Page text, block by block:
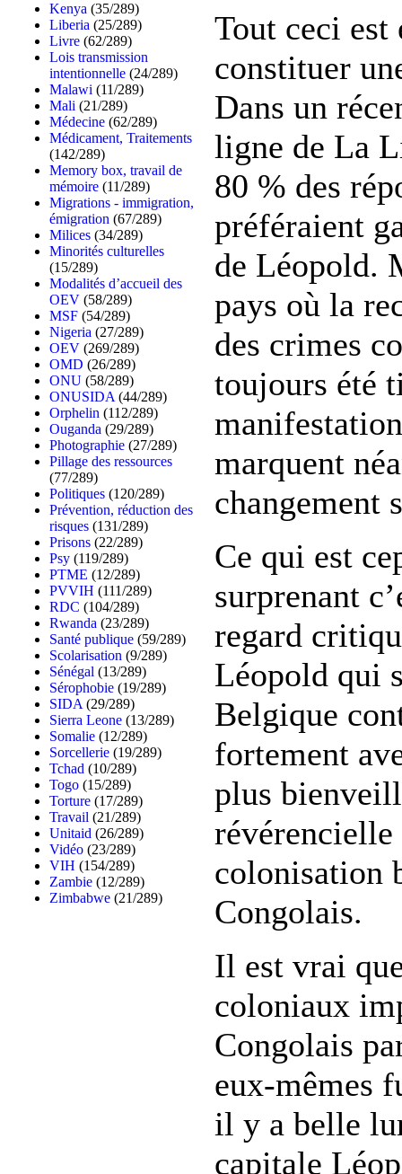
Kenya (35/289)
Liberia (25/289)
Livre (62/289)
Lois transmission
intentionnelle (24/289)
Malawi (11/289)
Mali (21/289)
Médecine (62/289)
Médicament, Traitements
(142/289)
Memory box, travail de
mémoire (11/289)
Migrations - immigration,
émigration (67/289)
Milices (34/289)
Minorités culturelles
(15/289)
Modalités d’accueil des
OEV (58/289)
MSF (54/289)
Nigeria (27/289)
OEV (269/289)
OMD (26/289)
ONU (58/289)
ONUSIDA (44/289)
Orphelin (112/289)
Ouganda (29/289)
Photographie (27/289)
Pillage des ressources
(77/289)
Politiques (120/289)
Prévention, réduction des
risques (131/289)
Prisons (22/289)
Psy (119/289)
PTME (12/289)
PVVIH (111/289)
RDC (104/289)
Rwanda (23/289)
Santé publique (59/289)
Scolarisation (9/289)
Sénégal (13/289)
Sérophobie (19/289)
SIDA (29/289)
Sierra Leone (13/289)
Somalie (12/289)
Sorcellerie (19/289)
Tchad (10/289)
Togo (15/289)
Torture (17/289)
Travail (21/289)
Unitaid (26/289)
Vidéo (23/289)
VIH (154/289)
Zambie (12/289)
Zimbabwe (21/289)
Tout ceci est
constituer
Dans un
ligne de La
80 % des
préféraient
de Léopold.
pays où la
des crimes
toujours été
marquent
changement
Ce qui est
surprenant
regard
Léopold qui
Belgique
fortement
plus
colonisation
Congolais.
Il est vrai
coloniaux
Congolais
eux-mêmes
il y a belle
capitale